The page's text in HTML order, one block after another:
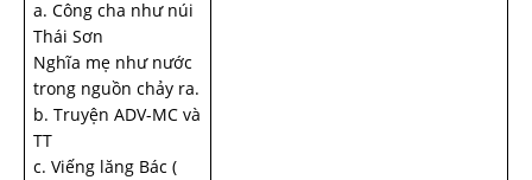
a. Công cha như núi
Thái Sơn
Nghĩa mẹ như nước
trong nguồn chảy ra.
b. Truyện ADV-MC và
TT
c. Viếng lăng Bác (